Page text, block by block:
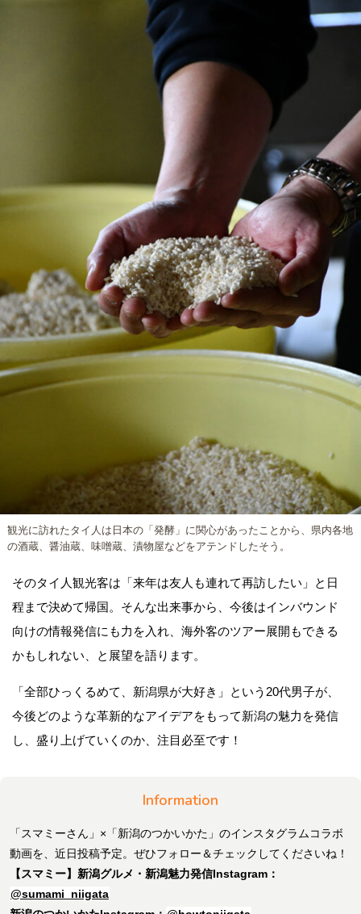
観光に訪れたタイ人は日本の「発酵」に関心があったことから、県内各地
の酒蔵、醤油蔵、味噌蔵、漬物屋などをアテンドしたそう。
そのタイ人観光客は「来年は友人も連れて再訪したい」と日
程まで決めて帰国。そんな出来事から、今後はインバウンド
向けの情報発信にも力を入れ、海外客のツアー展開もできる
かもしれない、と展望を語ります。
「全部ひっくるめて、新潟県が大好き」という20代男子が、
今後どのような革新的なアイデアをもって新潟の魅力を発信
し、盛り上げていくのか、注目必至です！
Information
「スマミーさん」×「新潟のつかいかた」のインスタグラムコラボ
動画を、近日投稿予定。ぜひフォロー＆チェックしてくださいね！
【スマミー】新潟グルメ・新潟魅力発信Instagram：
@sumami_niigata